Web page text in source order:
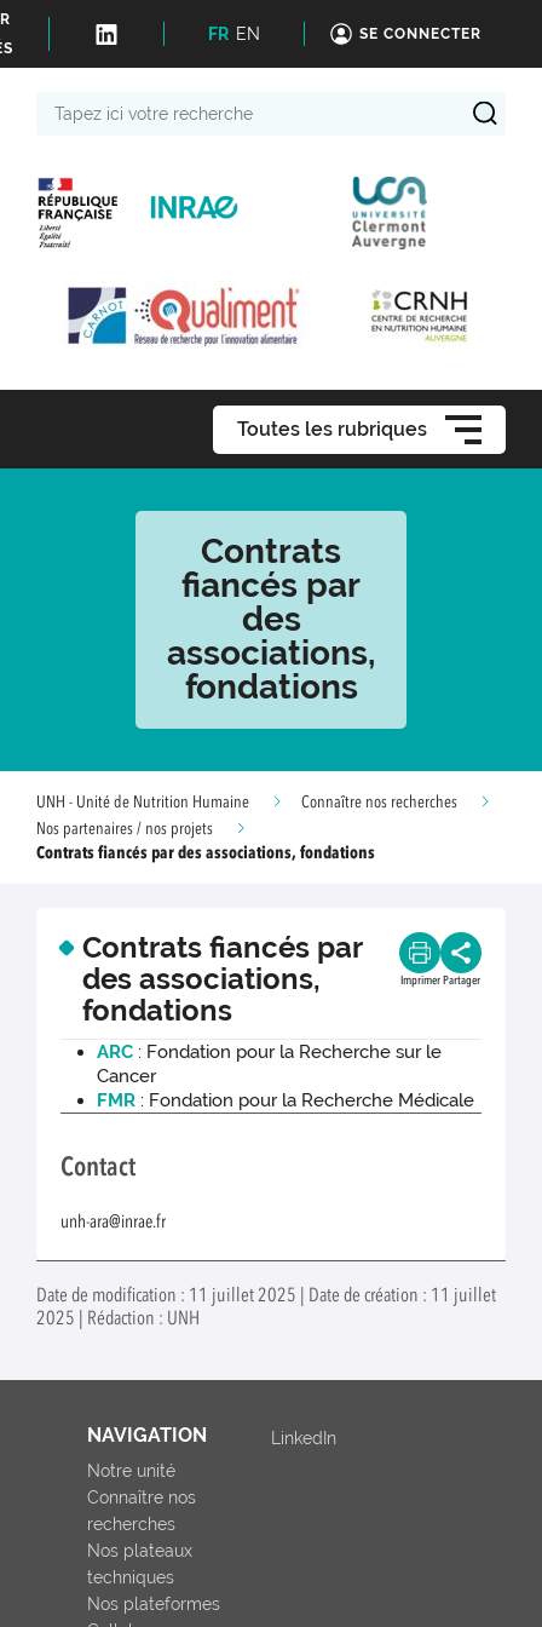
FR EN SE CONNECTER
Toutes les rubriques
Contrats
fiancés par
des
associations,
fondations
UNH - Unité de Nutrition Humaine
Connaître nos recherches
Nos partenaires / nos projets
Contrats fiancés par des associations, fondations
Contrats fiancés par
des associations,
fondations
Imprimer Partager
ARC : Fondation pour la Recherche sur le
Cancer
FMR : Fondation pour la Recherche Médicale
Contact
unh-ara@inrae.fr
Date de modification : 11 juillet 2025 | Date de création : 11 juillet
2025 | Rédaction : UNH
NAVIGATION
Notre unité
Connaître nos
recherches
Nos plateaux
techniques
Nos plateformes
LinkedIn